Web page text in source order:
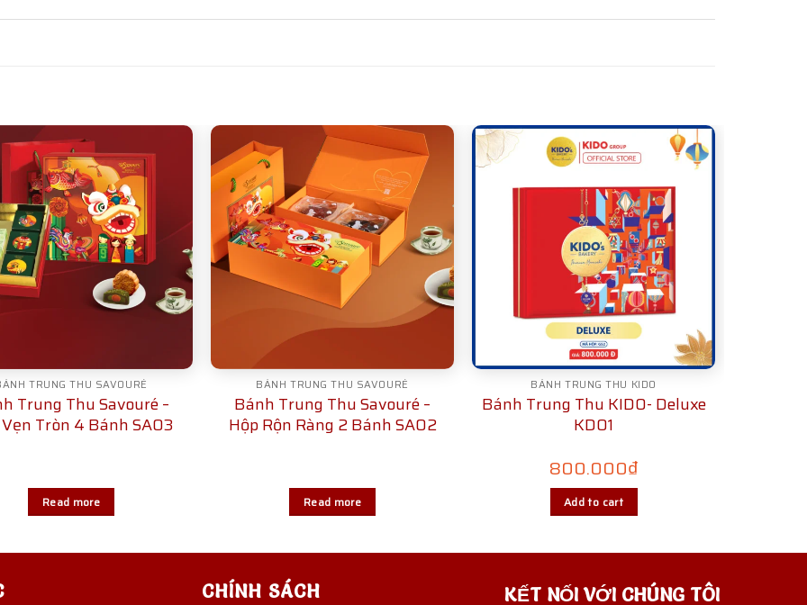
TRUNG THU SAVOURÉ
Trung Thu Savouré –
Tròn 4 Bánh SA03
Read more
BÁNH TRUNG THU SAVOURÉ
Bánh Trung Thu Savouré –
Hộp Rộn Ràng 2 Bánh SA02
Read more
BÁNH TRUNG THU KIDO
Bánh Trung Thu KIDO- Deluxe
KD01
800.000₫
Add to cart
CHÍNH SÁCH KẾT NỐI VỚI CHÚNG TÔI